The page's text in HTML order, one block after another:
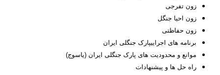
زون تفرجی
زون احیا جنگل
زون حفاظتی
برنامه های اجراییپارک جنگلی ایران
موانع و محدودیت های پارک جنگلی ایران (یاسوج)
راه حل ها و پیشنهادات